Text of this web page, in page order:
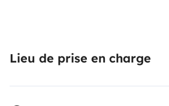
Lieu de prise en charge